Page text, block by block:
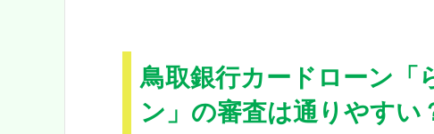
鳥取銀行カードローン「
ン」の審査は通りやすい